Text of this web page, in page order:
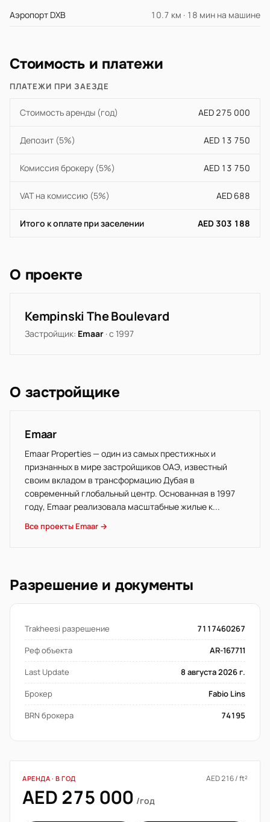
Аэропорт DXB 10.7 км · 18 мин на машине
Стоимость и платежи
ПЛАТЕЖИ ПРИ ЗАЕЗДЕ
Стоимость аренды (год) AED 275 000
Депозит (5%) AED 13 750
Комиссия брокеру (5%) AED 13 750
VAT на комиссию (5%) AED 688
Итого к оплате при заселении AED 303 188
О проекте
Kempinski The Boulevard
Застройщик: Emaar · с 1997
О застройщике
Emaar
Emaar Properties — один из самых престижных и
признанных в мире застройщиков ОАЭ, известный
своим вкладом в трансформацию Дубая в
современный глобальный центр. Основанная в 1997
году, Emaar реализовала масштабные жилые к...
Все проекты Emaar →
Разрешение и документы
Trakheesi разрешение
7117460267
Реф объекта
AR-167711
Last Update
8 августа 2026 г.
Брокер
Fabio Lins
BRN брокера
74195
АРЕНДА · В ГОД AED 216 / ft²
AED 275 000 /год